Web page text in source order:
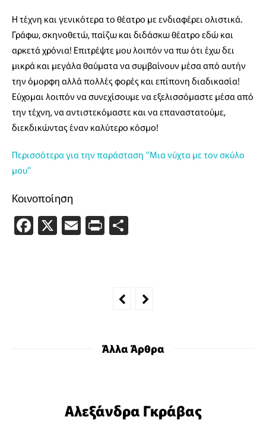
Η τέχνη και γενικότερα το θέατρο με ενδιαφέρει ολιστικά.
Γράφω, σκηνοθετώ, παίζω και διδάσκω θέατρο εδώ και
αρκετά χρόνια! Επιτρέψτε μου λοιπόν να πω ότι έχω δει
μικρά και μεγάλα θαύματα να συμβαίνουν μέσα από αυτήν
την όμορφη αλλά πολλές φορές και επίπονη διαδικασία!
Εύχομαι λοιπόν να συνεχίσουμε να εξελισσόμαστε μέσα από
την τέχνη, να αντιστεκόμαστε και να επαναστατούμε,
διεκδικώντας έναν καλύτερο κόσμο!
Περισσότερα για την παράσταση “Μια νύχτα με τον σκύλο
μου”
Κοινοποίηση
Facebook
X EmailPrintFriendly
Άλλα Άρθρα
Αλεξάνδρα Γκράβας